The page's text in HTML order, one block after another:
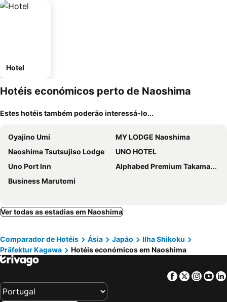
Hotel
Hotéis económicos perto de Naoshima
Estes hotéis também poderão interessá-lo...
Oyajino Umi
MY LODGE Naoshima
Naoshima Tsutsujiso Lodge
UNO HOTEL
Uno Port Inn
Alphabed Premium Takamatsu Furujinmachi
Business Marutomi
Ver todas as estadias em Naoshima
Comparador de Hotéis Ásia Japão
Ilha Shikoku
Präfektur Kagawa
Hotéis económicos em Naoshima
Facebook
Twitter